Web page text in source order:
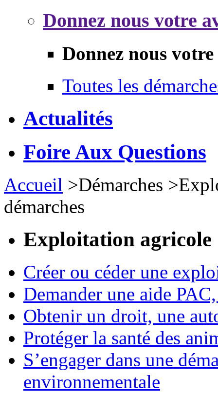
Donnez nous votre
Donnez nous
Toutes les
Actualités
Foire Aux Questions
Accueil >Démarches >
démarches
Exploitation agricole
Créer ou céder une
Demander une aide
Obtenir un droit, une
Protéger la santé des
S’engager dans une
environnementale